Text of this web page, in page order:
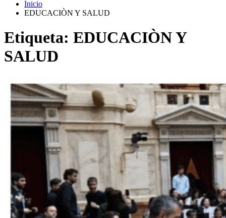
Inicio
EDUCACIÒN Y SALUD
Etiqueta: EDUCACIÒN Y
SALUD